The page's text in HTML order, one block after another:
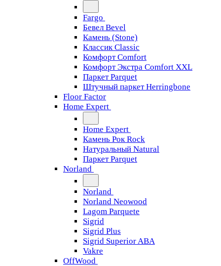
Fargo
Бевел Bevel
Камень (Stone)
Классик Classic
Комфорт Comfort
Комфорт Экстра Comfort XXL
Паркет Parquet
Штучный паркет Herringbone
Floor Factor
Home Expert
Home Expert
Камень Рок Rock
Натуральный Natural
Паркет Parquet
Norland
Norland
Norland Neowood
Lagom Parquete
Sigrid
Sigrid Plus
Sigrid Superior ABA
Vakre
OffWood